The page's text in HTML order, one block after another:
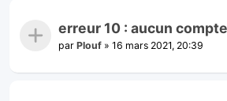
erreur 10 : aucun
par Plouf » 16 mars 2021, 20:39